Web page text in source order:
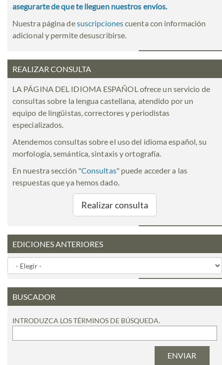
asegurarte de que te lleguen nuestros envíos.
Nuestra página desuscripcionescuenta con información
adicional y permite desuscribirse.
REALIZAR CONSULTA
LA PÁGINA DEL IDIOMA ESPAÑOL ofrece un servicio de
consultas sobre la lengua castellana, atendido por un
equipo de lingüistas, correctores y periodistas
especializados.
Atendemos consultas sobre el uso del idioma español, su
morfología, semántica, sintaxis y ortografía.
En nuestra sección "Consultas" puede acceder a las
respuestas que ya hemos dado.
Realizar consulta
EDICIONES ANTERIORES
BUSCADOR
INTRODUZCA LOS TÉRMINOS DE BÚSQUEDA.